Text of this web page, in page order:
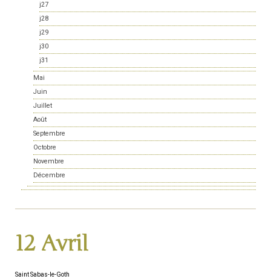
j27
j28
j29
j30
j31
Mai
Juin
Juillet
Août
Septembre
Octobre
Novembre
Décembre
12 Avril
Saint Sabas-le-Goth